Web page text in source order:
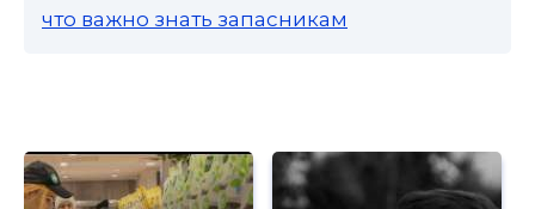
что важно знать запасникам